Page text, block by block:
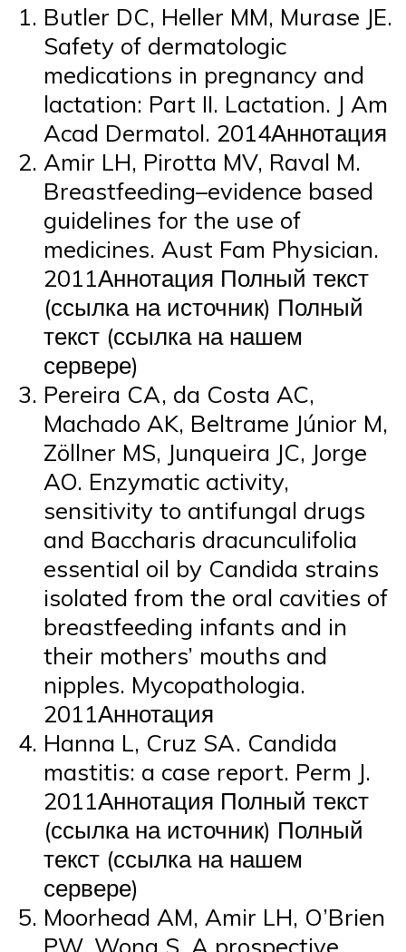
Butler DC, Heller MM, Murase JE.
Safety of dermatologic
medications in pregnancy and
lactation: Part II. Lactation. J Am
Acad Dermatol. 2014Аннотация
Amir LH, Pirotta MV, Raval M.
Breastfeeding–evidence based
guidelines for the use of
medicines. Aust Fam Physician.
2011Аннотация Полный текст
(ссылка на источник) Полный
текст (ссылка на нашем
сервере)
Pereira CA, da Costa AC,
Machado AK, Beltrame Júnior M,
Zöllner MS, Junqueira JC, Jorge
AO. Enzymatic activity,
sensitivity to antifungal drugs
and Baccharis dracunculifolia
essential oil by Candida strains
isolated from the oral cavities of
breastfeeding infants and in
their mothers’ mouths and
nipples. Mycopathologia.
2011Аннотация
Hanna L, Cruz SA. Candida
mastitis: a case report. Perm J.
2011Аннотация Полный текст
(ссылка на источник) Полный
текст (ссылка на нашем
сервере)
Moorhead AM, Amir LH, O’Brien
PW, Wong S. A prospective